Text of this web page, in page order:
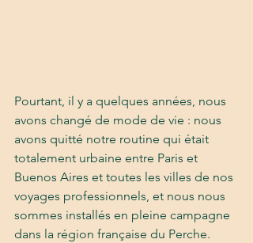
Pourtant, il y a quelques années, nous
avons changé de mode de vie : nous
avons quitté notre routine qui était
totalement urbaine entre Paris et
Buenos Aires et toutes les villes de nos
voyages professionnels, et nous nous
sommes installés en pleine campagne
dans la région française du Perche.